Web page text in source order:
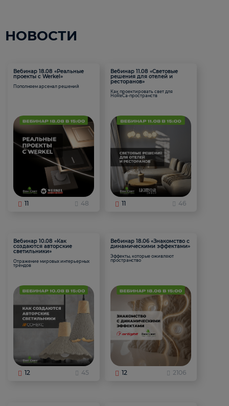
НОВОСТИ
Вебинар 18.08 «Реальные
проекты с Werkel»
Пополняем арсенал решений
11 48
Вебинар 11.08 «Световые
решения для отелей и
ресторанов»
Как проектировать свет для
HoReCa-пространств
11 46
Вебинар 10.08 «Как
создаются авторские
светильники»
Отражение мировых интерьерных
трендов
12 45
Вебинар 18.06 «Знакомство с
динамическими эффектами»
Эффекты, которые оживляют
пространство
12 2106